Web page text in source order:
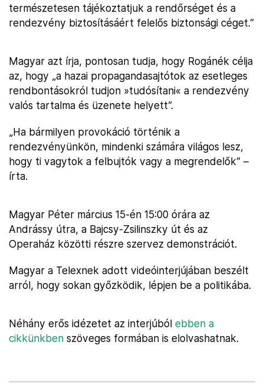
természetesen tájékoztatjuk a rendőrséget és a
rendezvény biztosításáért felelős biztonsági céget.”
Magyar azt írja, pontosan tudja, hogy Rogánék célja
az, hogy „a hazai propagandasajtótok az esetleges
rendbontásokról tudjon »tudósítani« a rendezvény
valós tartalma és üzenete helyett”.
„Ha bármilyen provokáció történik a
rendezvényünkön, mindenki számára világos lesz,
hogy ti vagytok a felbujtók vagy a megrendelők” –
írta.
Magyar Péter március 15-én 15:00 órára az
Andrássy útra, a Bajcsy-Zsilinszky út és az
Operaház közötti részre szervez demonstrációt.
Magyar a Telexnek adott videóinterjújában beszélt
arról, hogy sokan győzködik, lépjen be a politikába.
Néhány erős idézetet az interjúból ebben a
cikkünkben szöveges formában is elolvashatnak.